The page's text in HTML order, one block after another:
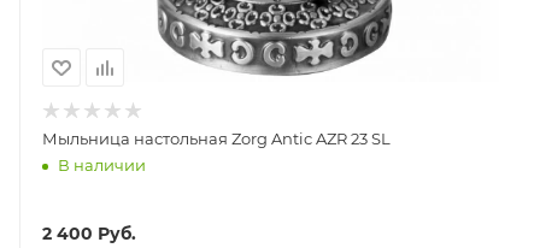
Мыльница настольная Zorg Antic AZR 23 SL
В наличии
2 400 Руб.